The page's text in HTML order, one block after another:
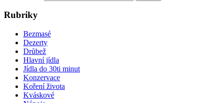
Rubriky
Bezmasé
Dezerty
Drůbež
Hlavní jídla
Jídla do 30ti minut
Konzervace
Koření života
Kváskové